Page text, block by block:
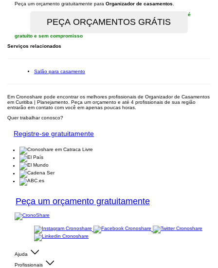
Peça um orçamento gratuitamente para Organizador de casamentos
é
gratuito e sem compromisso
Serviços relacionados
Salão para casamento
Em Cronoshare pode encontrar os melhores profissionais de Organizador de Casamentos
em Curitiba | Planejamento. Peça um orçamento e até 4 profissionais de sua região
entrarão em contato com você em apenas poucas horas.
Quer trabalhar conosco?
Registre-se gratuitamente
Peça um orçamento gratuitamente
Ajuda
Profissionais